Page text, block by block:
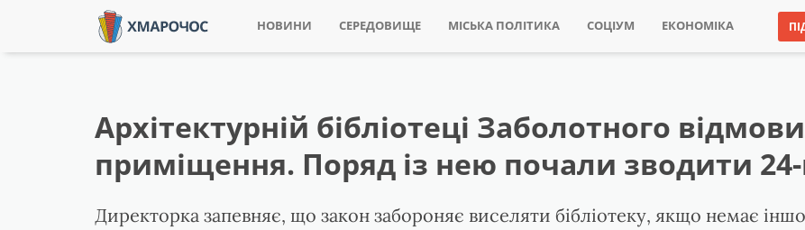
НОВИНИ СЕРЕДОВИЩЕ МІСЬКА ПОЛІТИКА СОЦІУМ ЕКОНОМІКА
Архітектурній бібліотеці Заболотного
приміщення. Поряд із нею почали зводити 24-
Директорка запевняє, що закон забороняє виселяти бібліотеку, якщо немає